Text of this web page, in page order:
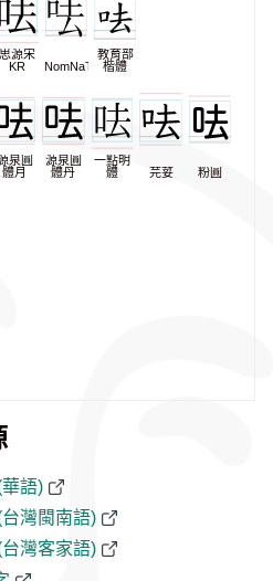
思源宋
KR
NomNaTong
教育部
楷體
泉圓
體月
源泉圓
體丹
一點明
體
芫荽 粉圓
語)
灣閩南語)
灣客家語)